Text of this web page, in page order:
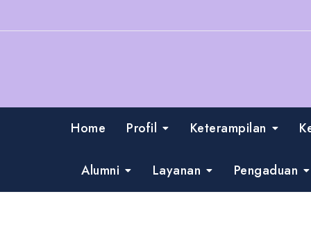
Home Profil Keterampilan
Alumni Layanan Pengaduan